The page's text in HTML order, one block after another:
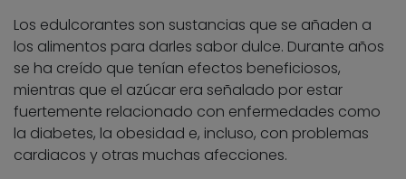
Los edulcorantes son sustancias que se añaden a
los alimentos para darles sabor dulce. Durante años
se ha creído que tenían efectos beneficiosos,
mientras que el azúcar era señalado por estar
fuertemente relacionado con enfermedades como
la diabetes, la obesidad e, incluso, con problemas
cardiacos y otras muchas afecciones.